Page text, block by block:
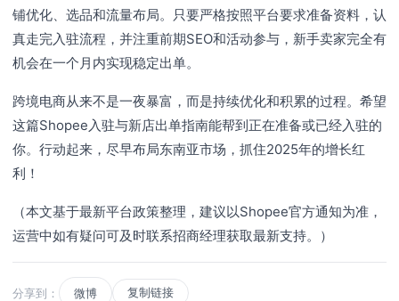
铺优化、选品和流量布局。只要严格按照平台要求准备资料，认
真走完入驻流程，并注重前期SEO和活动参与，新手卖家完全有
机会在一个月内实现稳定出单。
跨境电商从来不是一夜暴富，而是持续优化和积累的过程。希望
这篇Shopee入驻与新店出单指南能帮到正在准备或已经入驻的
你。行动起来，尽早布局东南亚市场，抓住2025年的增长红
利！
（本文基于最新平台政策整理，建议以Shopee官方通知为准，
运营中如有疑问可及时联系招商经理获取最新支持。）
分享到： 微博 复制链接